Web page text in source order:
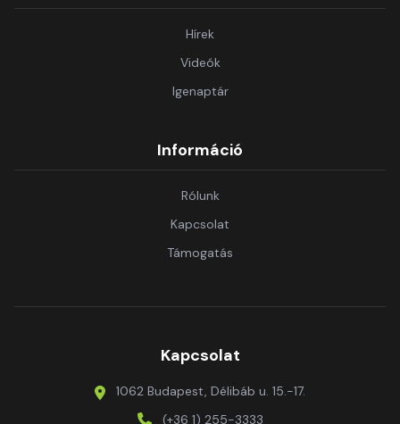
Hírek
Videók
Igenaptár
Információ
Rólunk
Kapcsolat
Támogatás
Kapcsolat
1062 Budapest, Délibáb u. 15.-17.
(+36 1) 255-3333